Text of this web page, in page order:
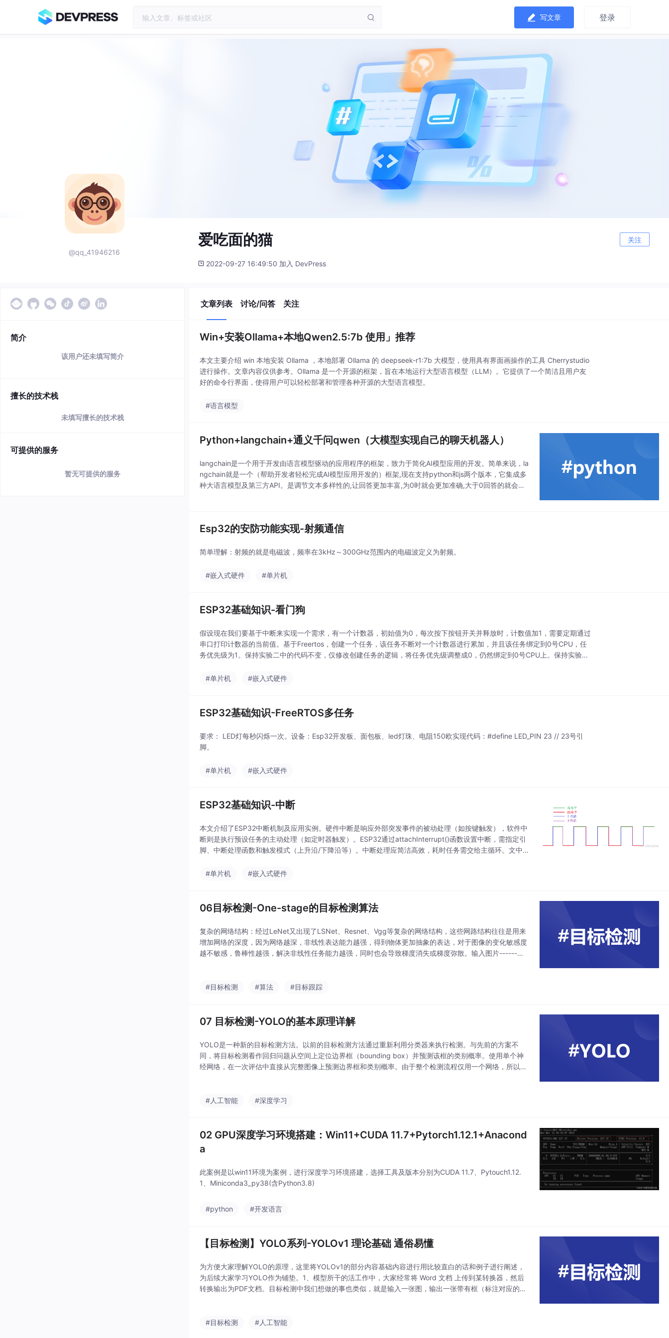
写文章 登录
@qq_41946216
爱吃面的猫 关注
2022-09-27 16:49:50 加入 DevPress
简介
该用户还未填写简介
擅长的技术栈
未填写擅长的技术栈
可提供的服务
暂无可提供的服务
文章列表 讨论/问答 关注
Win+安装Ollama+本地Qwen2.5:7b 使用」推荐
本文主要介绍 win 本地安装 Ollama ，本地部署 Ollama 的 deepseek-r1:7b 大模型，使用具有界面画操作的工具 Cherrystudio
进行操作。文章内容仅供参考。‌‌Ollama 是一个开源的框架，旨在本地运行大型语言模型（LLM）。它提供了一个简洁且用户友
好的命令行界面，使得用户可以轻松部署和管理各种开源的大型语言模型‌。
#语言模型
Python+langchain+通义千问qwen（大模型实现自己的聊天机器人）
langchain是一个用于开发由语言模型驱动的应用程序的框架，致力于简化AI模型应用的开发。简单来说，la
ngchain就是一个（帮助开发者轻松完成AI模型应用开发的）框架,现在支持python和js两个版本，它集成多
种大语言模型及第三方API。是调节文本多样性的,让回答更加丰富,为0时就会更加准确,大于0回答的就会带
Esp32的安防功能实现-射频通信
简单理解：射频的就是电磁波，频率在3kHz～300GHz范围内的电磁波定义为射频。
#嵌入式硬件 #单片机
ESP32基础知识-看门狗
假设现在我们要基于中断来实现一个需求，有一个计数器，初始值为0，每次按下按钮开关并释放时，计数值加1，需要定期通过
串口打印计数器的当前值。基于Freertos，创建一个任务，该任务不断对一个计数器进行累加，并且该任务绑定到0号CPU，任
务优先级为1。保持实验二中的代码不变，仅修改创建任务的逻辑，将任务优先级调整成0，仍然绑定到0号CPU上。保持实验二
#单片机
#嵌入式硬件
ESP32基础知识-FreeRTOS多任务
要求： LED灯每秒闪烁一次。设备：Esp32开发板、面包板、led灯珠、电阻150欧实现代码：#define LED_PIN 23 // 23号引
脚。
#单片机 #嵌入式硬件
ESP32基础知识-中断
本文介绍了ESP32中断机制及应用实例。硬件中断是响应外部突发事件的被动处理（如按键触发），软件中
断则是执行预设任务的主动处理（如定时器触发）。ESP32通过attachInterrupt()函数设置中断，需指定引
脚、中断处理函数和触发模式（上升沿/下降沿等）。中断处理应简洁高效，耗时任务需交给主循环。文中
#单片机
#嵌入式硬件
06目标检测-One-stage的目标检测算法
复杂的网络结构：经过LeNet又出现了LSNet、Resnet、Vgg等复杂的网络结构，这些网路结构往往是用来
增加网络的深度，因为网络越深，非线性表达能力越强，得到物体更加抽象的表达，对于图像的变化敏感度
越不敏感，鲁棒性越强，解决非线性任务能力越强，同时也会导致梯度消失或梯度弥散。输入图片------对
#目标检测 #算法 #目标跟踪
07 目标检测-YOLO的基本原理详解
YOLO是一种新的目标检测方法。以前的目标检测方法通过重新利用分类器来执行检测。与先前的方案不
同，将目标检测看作回归问题从空间上定位边界框（bounding box）并预测该框的类别概率。使用单个神
经网络，在一次评估中直接从完整图像上预测边界框和类别概率。由于整个检测流程仅用一个网络，所以可
#人工智能 #深度学习
02 GPU深度学习环境搭建：Win11+CUDA 11.7+Pytorch1.12.1+Anacond
a
此案例是以win11环境为案例，进行深度学习环境搭建，选择工具及版本分别为CUDA 11.7、Pytouch1.12.
1、Miniconda3_py38(含Python3.8)
#python #开发语言
【目标检测】YOLO系列-YOLOv1 理论基础 通俗易懂
为方便大家理解YOLO的原理，这里将YOLOv1的部分内容基础内容进行用比较直白的话和例子进行阐述，
为后续大家学习YOLO作为铺垫。1、模型所干的活工作中，大家经常将 Word 文档 上传到某转换器，然后
转换输出为PDF文档。目标检测中我们想做的事也类似，就是输入一张图，输出一张带有框（标注对应的物
#目标检测 #人工智能